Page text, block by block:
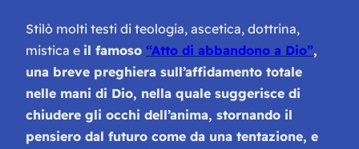
Stilò molti testi di teologia, ascetica, dottrina,
mistica e il famoso “Atto di abbandono a Dio”,
una breve preghiera sull’affidamento totale
nelle mani di Dio, nella quale suggerisce di
chiudere gli occhi dell’anima, stornando il
pensiero dal futuro come da una tentazione, e